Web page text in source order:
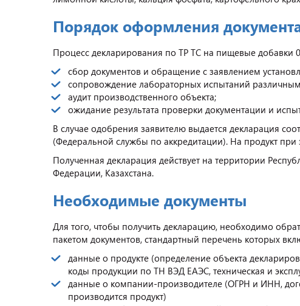
Порядок оформления
Процесс декларирования по ТР ТС на пищевые добавки
сбор документов и обращение с заявлением
сопровождение лабораторных испытаний
аудит производственного объекта;
ожидание результата проверки документации и
В случае одобрения заявителю выдается декларация
(Федеральной службы по аккредитации). На продукт
Полученная декларация действует на территории
Федерации, Казахстана.
Необходимые документы
Для того, чтобы получить декларацию, необходимо
пакетом документов, стандартный перечень которых
данные о продукте (определение объекта
коды продукции по ТН ВЭД ЕАЭС, техническая и
данные о компании-производителе (ОГРН и ИНН,
производится продукт)